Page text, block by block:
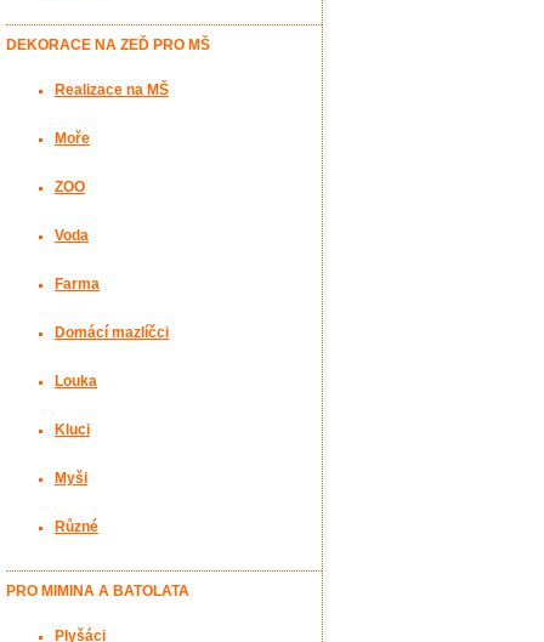
DEKORACE NA ZEĎ PRO MŠ
Realizace na MŠ
Moře
ZOO
Voda
Farma
Domácí mazlíčci
Louka
Kluci
Myši
Různé
PRO MIMINA A BATOLATA
Plyšáci